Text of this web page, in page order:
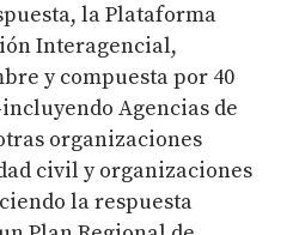
la Plataforma
Interagencial,
y compuesta por 40
Agencias de
organizaciones
civil y organizaciones
la respuesta